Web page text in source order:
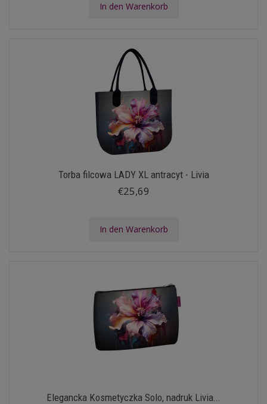
In den Warenkorb
Torba filcowa LADY XL antracyt - Livia
€25,69
In den Warenkorb
Elegancka Kosmetyczka Solo, nadruk Livia...